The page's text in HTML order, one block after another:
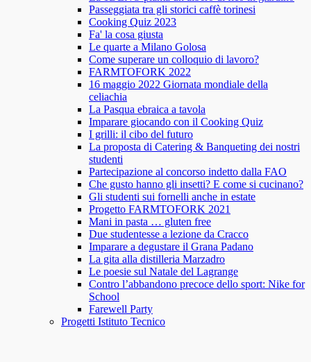
Passeggiata tra gli storici caffè torinesi
Cooking Quiz 2023
Fa' la cosa giusta
Le quarte a Milano Golosa
Come superare un colloquio di lavoro?
FARMTOFORK 2022
16 maggio 2022 Giornata mondiale della
celiachia
La Pasqua ebraica a tavola
Imparare giocando con il Cooking Quiz
I grilli: il cibo del futuro
La proposta di Catering & Banqueting dei nostri
studenti
Partecipazione al concorso indetto dalla FAO
Che gusto hanno gli insetti? E come si cucinano?
Gli studenti sui fornelli anche in estate
Progetto FARMTOFORK 2021
Mani in pasta … gluten free
Due studentesse a lezione da Cracco
Imparare a degustare il Grana Padano
La gita alla distilleria Marzadro
Le poesie sul Natale del Lagrange
Contro l’abbandono precoce dello sport: Nike for
School
Farewell Party
Progetti Istituto Tecnico